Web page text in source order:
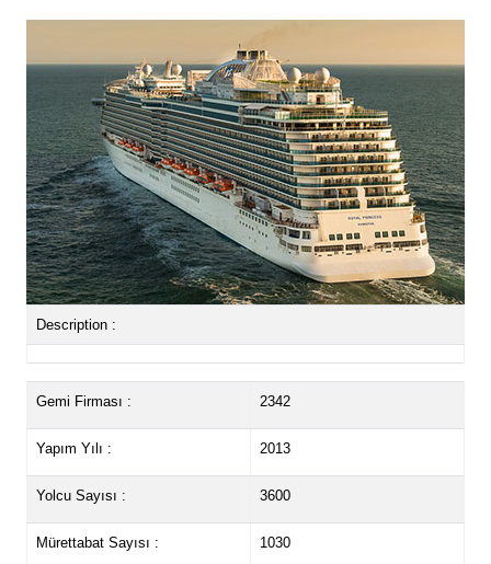
Description :
Gemi Firması : 2342
Yapım Yılı : 2013
Yolcu Sayısı : 3600
Mürettabat Sayısı : 1030